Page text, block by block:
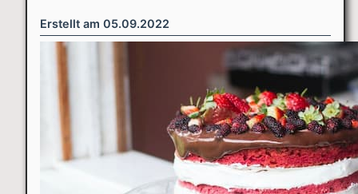
Erstellt am 05.09.2022